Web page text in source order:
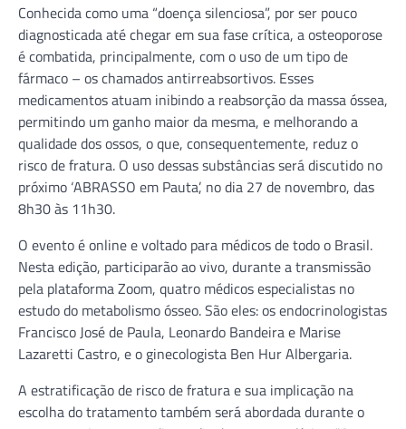
Conhecida como uma “doença silenciosa”, por ser pouco
diagnosticada até chegar em sua fase crítica, a osteoporose
é combatida, principalmente, com o uso de um tipo de
fármaco – os chamados antirreabsortivos. Esses
medicamentos atuam inibindo a reabsorção da massa óssea,
permitindo um ganho maior da mesma, e melhorando a
qualidade dos ossos, o que, consequentemente, reduz o
risco de fratura. O uso dessas substâncias será discutido no
próximo ‘ABRASSO em Pauta’, no dia 27 de novembro, das
8h30 às 11h30.
O evento é online e voltado para médicos de todo o Brasil.
Nesta edição, participarão ao vivo, durante a transmissão
pela plataforma Zoom, quatro médicos especialistas no
estudo do metabolismo ósseo. São eles: os endocrinologistas
Francisco José de Paula, Leonardo Bandeira e Marise
Lazaretti Castro, e o ginecologista Ben Hur Albergaria.
A estratificação de risco de fratura e sua implicação na
escolha do tratamento também será abordada durante o